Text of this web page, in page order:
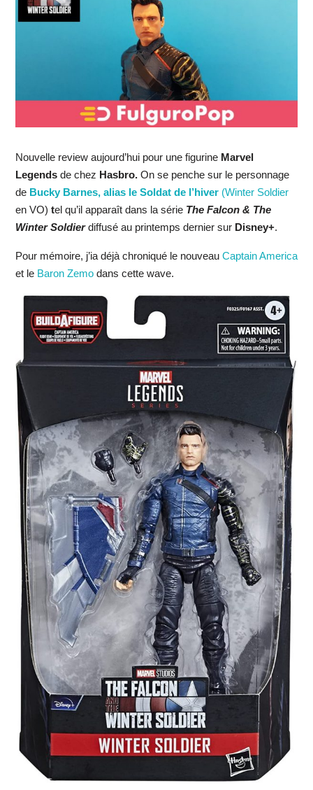
Nouvelle review aujourd’hui pour une figurine Marvel
Legendsde chez Hasbro.On se penche sur le personnage
de Bucky Barnes, alias le Soldat de l’hiver (Winter Soldier
en VO) tel qu’il apparaît dans la série The Falcon & The
Winter Soldierdiffusé au printemps dernier sur Disney+.
Pour mémoire, j’ia déjà chroniqué le nouveau Captain America
et leBaron Zemodans cette wave.